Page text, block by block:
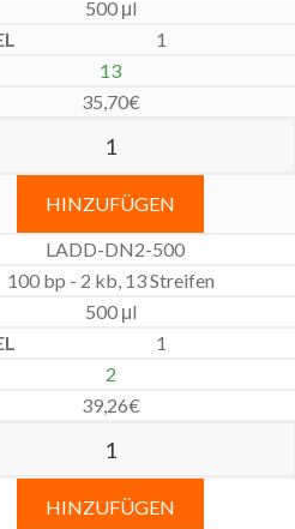
500 μl
1
13
35,70€
HINZUFÜGEN
LADD-DN2-500
100 bp - 2 kb, 13 Streifen
500 μl
1
2
39,26€
HINZUFÜGEN